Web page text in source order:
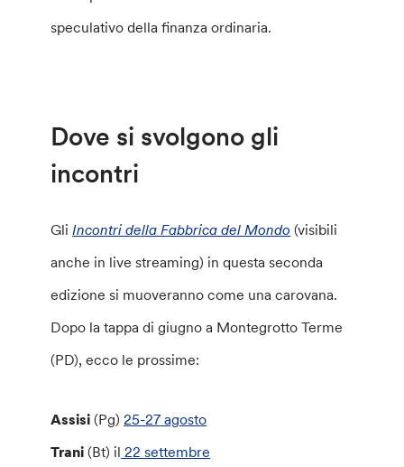
speculativo della finanza ordinaria.
Dove si svolgono gli
incontri
GliIncontri della Fabbrica del Mondo (visibili
anche in live streaming) in questa seconda
edizione si muoveranno come una carovana.
Dopo la tappa di giugno a Montegrotto Terme
(PD), ecco le prossime:
Assisi (Pg)25-27 agosto
Trani (Bt) il 22 settembre